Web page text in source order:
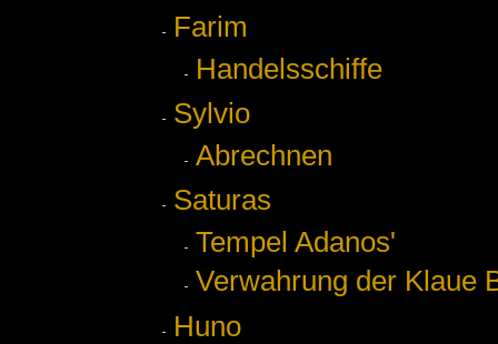
Farim
Handelsschiffe
Sylvio
Abrechnen
Saturas
Tempel Adanos'
Verwahrung der Klaue
Huno